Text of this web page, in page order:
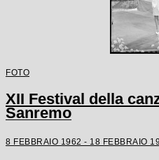
FOTO
XII Festival della
Sanremo
8 FEBBRAIO 1962 - 18 FEBBRAIO